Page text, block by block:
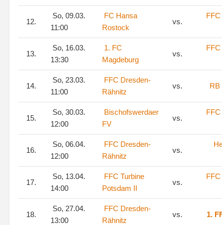
12.
So, 09.03.
11:00
FC Hansa
Rostock
vs.
13.
So, 16.03.
13:30
1. FC
Magdeburg
vs.
14.
So, 23.03.
11:00
FFC Dresden-
Rähnitz
vs. RB
15.
So, 30.03.
12:00
Bischofswerdaer
FV
vs.
16.
So, 06.04.
12:00
FFC Dresden-
Rähnitz
vs.
17.
So, 13.04.
14:00
FFC Turbine
Potsdam II
vs.
18.
So, 27.04.
13:00
FFC Dresden-
Rähnitz
vs. 1.